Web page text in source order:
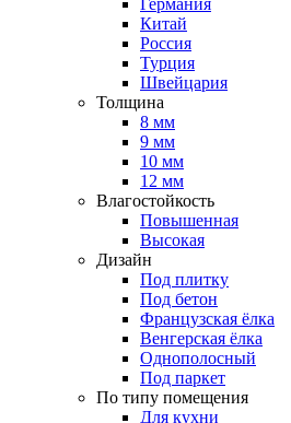
Германия
Китай
Россия
Турция
Швейцария
Толщина
8 мм
9 мм
10 мм
12 мм
Влагостойкость
Повышенная
Высокая
Дизайн
Под плитку
Под бетон
Французская ёлка
Венгерская ёлка
Однополосный
Под паркет
По типу помещения
Для кухни